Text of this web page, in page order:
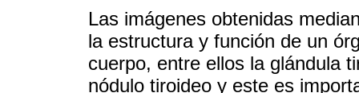
Las imágenes obtenidas
la estructura y función de un
cuerpo, entre ellos la glándula
nódulo tiroideo y este es